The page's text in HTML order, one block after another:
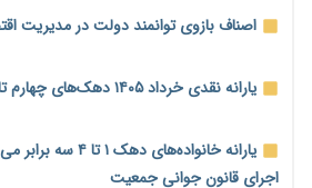
دام ارزان شد، گوشت نه/چرا کاهش
افزایش کالابرگ در دستور کار دولت/
اجاره‌بها از سقف قانونی عبور کرد؛ مجلس
اصناف بازوی توانمند دولت در مدیریت
یارانه نقدی خرداد ۱۴۰۵ دهک‌های چهارم تا نهم واریز شد
یارانه خانواده‌های
اجرای قانون جوانی جمعیت